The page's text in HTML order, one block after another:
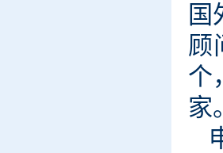
国
顾
个
家。